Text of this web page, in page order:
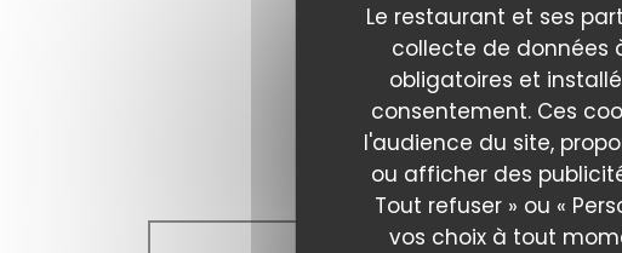
Le restaurant et ses
collecte de données
obligatoires et
consentement. Ces
l'audience du site,
ou afficher des
Tout refuser » ou «
vos choix à tout